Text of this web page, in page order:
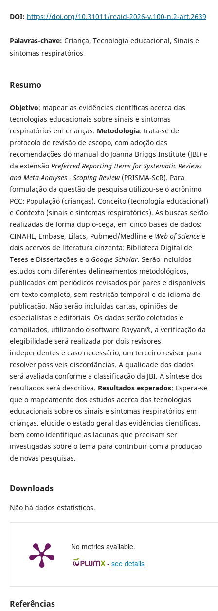
DOI: https://doi.org/10.31011/reaid-2026-v.100-n.2-art.2639
Palavras-chave: Criança, Tecnologia educacional, Sinais e
sintomas respiratórios
Resumo
Objetivo: mapear as evidências científicas acerca das
tecnologias educacionais sobre sinais e sintomas
respiratórios em crianças. Metodologia: trata-se de
protocolo de revisão de escopo, com adoção das
recomendações do manual do Joanna Briggs Institute (JBI) e
da extensão Preferred Reporting Items for Systematic Reviews
and Meta-Analyses - Scoping Review (PRISMA-ScR). Para
formulação da questão de pesquisa utilizou-se o acrônimo
PCC: População (crianças), Conceito (tecnologia educacional)
e Contexto (sinais e sintomas respiratórios). As buscas serão
realizadas de forma duplo-cega, em cinco bases de dados:
CINAHL, Embase, Lilacs, Pubmed/Medline e Web of Sciencee
dois acervos de literatura cinzenta: Biblioteca Digital de
Teses e Dissertações e o Google Scholar. Serão incluídos
estudos com diferentes delineamentos metodológicos,
publicados em periódicos revisados por pares e disponíveis
em texto completo, sem restrição temporal e de idioma de
publicação. Não serão incluídas cartas, opiniões de
especialistas e editoriais. Os dados serão coletados e
compilados, utilizando o software Rayyan®, a verificação da
elegibilidade será realizada por dois revisores
independentes e caso necessário, um terceiro revisor para
resolver possíveis discordâncias. A qualidade dos dados
será avaliada conforme a classificação da JBI. A síntese dos
resultados será descritiva. Resultados esperados: Espera-se
que o mapeamento dos estudos acerca das tecnologias
educacionais sobre os sinais e sintomas respiratórios em
crianças, elucide o estado geral das evidências científicas,
bem como identifique as lacunas que precisam ser
investigadas sobre o tema para contribuir com a produção
de novas pesquisas.
Downloads
Não há dados estatísticos.
No metrics available.
- see details
Referências